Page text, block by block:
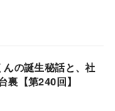
の誕生秘話と、社
裏【第240回】